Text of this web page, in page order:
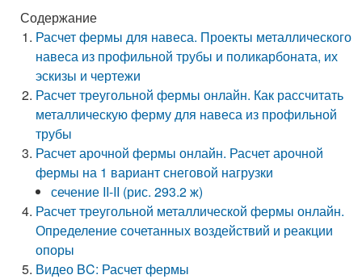
Содержание
Расчет фермы для навеса. Проекты металлического
навеса из профильной трубы и поликарбоната, их
эскизы и чертежи
Расчет треугольной фермы онлайн. Как рассчитать
металлическую ферму для навеса из профильной
трубы
Расчет арочной фермы онлайн. Расчет арочной
фермы на 1 вариант снеговой нагрузки
сечение II-II (рис. 293.2 ж)
Расчет треугольной металлической фермы онлайн.
Определение сочетанных воздействий и реакции
опоры
Видео BC: Расчет фермы